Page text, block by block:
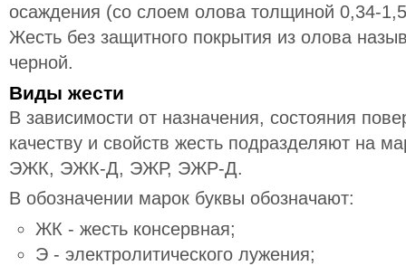
осаждения (со слоем олова толщиной 0,34-
Жесть без защитного покрытия из олова
черной.
Виды жести
В зависимости от назначения, состояния
качеству и свойств жесть подразделяют
ЭЖК, ЭЖК-Д, ЭЖР, ЭЖР-Д.
В обозначении марок буквы обозначают:
ЖК - жесть консервная;
Э - электролитического лужения;